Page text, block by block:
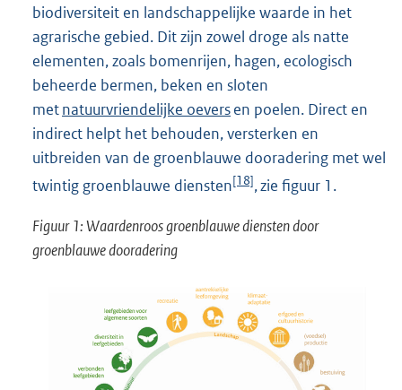
biodiversiteit en landschappelijke waarde in het
agrarische gebied. Dit zijn zowel droge als natte
elementen, zoals bomenrijen, hagen, ecologisch
beheerde bermen, beken en sloten
metnatuurvriendelijke oeversen poelen. Direct en
indirect helpt het behouden, versterken en
uitbreiden van de groenblauwe dooradering met wel
twintig groenblauwe diensten[18], zie ﬁguur 1.
Figuur 1: Waardenroos groenblauwe diensten door
groenblauwe dooradering